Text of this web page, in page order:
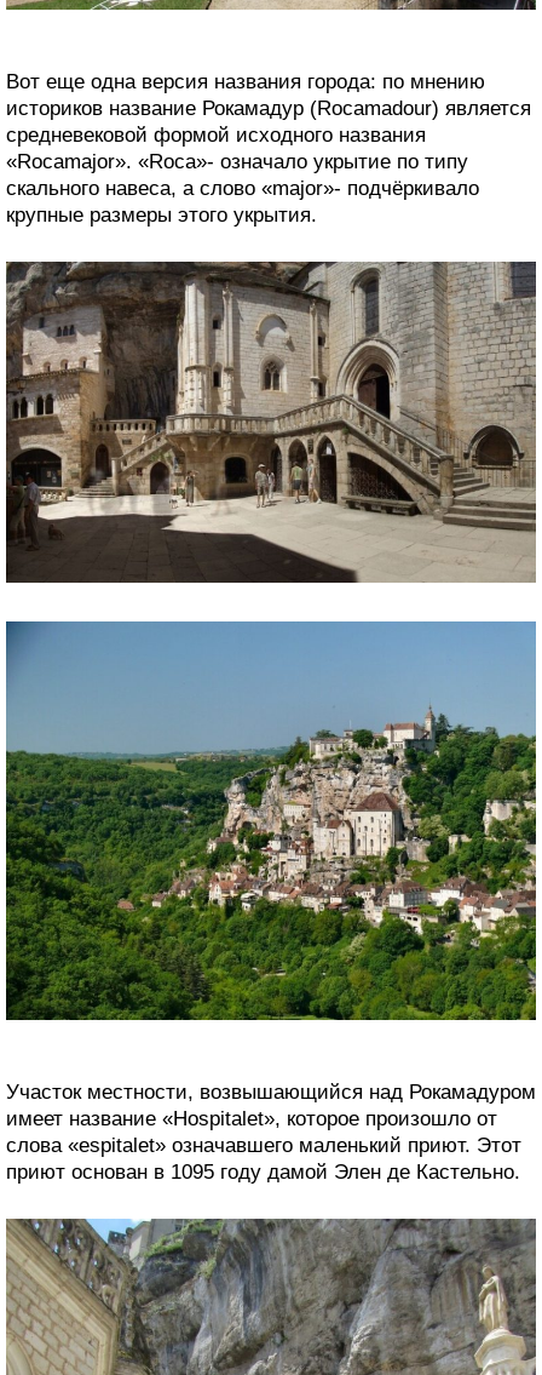
Вот еще одна версия названия города: по мнению
историков название Рокамадур (Rocamadour) является
средневековой формой исходного названия
«Rocamajor». «Roca»- означало укрытие по типу
скального навеса, а слово «major»- подчёркивало
крупные размеры этого укрытия.
Участок местности, возвышающийся над Рокамадуром
имеет название «Hospitalet», которое произошло от
слова «espitalet» означавшего маленький приют. Этот
приют основан в 1095 году дамой Элен де Кастельно.